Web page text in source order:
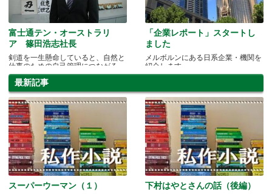
富士通テン・オーストラリ
ア 篠田浩志社長
剣道を一生懸命していると、自然と
仕事のための自己管理につながる
「企業レポート」スタートし
ました
メルボルンにある日系企業・機関を
紹介します
最新記事
スーパーウーマン（１） 下村はやとさんの話（後編）